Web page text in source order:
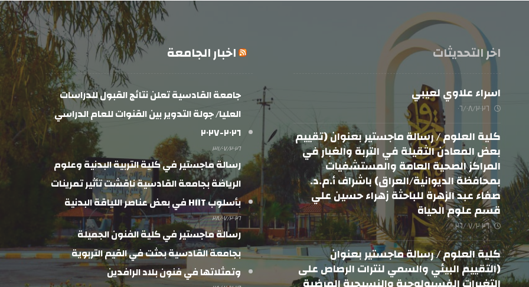
اخر التحديثات
اسراء علاوي لعيبي
٠٦/٠٨/٢٠٢٦
كلية العلوم / رسالة ماجستير بعنوان (تقييم
بعض المعادن الثقيلة في التربة والغبار في
المراكز الصحية العامة والمستشفيات
بمحافظة الديوانية/العراق) باشراف أ.م.د.
صفاء عبد الزهرة للباحثة زهراء حسين علي
قسم علوم الحياة
٢٦/٠٧/٢٠٢٦
كلية العلوم / رسالة ماجستير بعنوان
(التقييم البيئي والسمي لنترات الرصاص على
اخبار الجامعة
جامعة القادسية تعلن نتائج القبول للدراسات
العليا/ جولة التدوير بين القنوات للعام الدراسي
٢٠٢٦-٢٠٢٧
٣١/٠٧/٢٠٢٦
رسالة ماجستير في كلية التربية البدنية وعلوم
الرياضة بجامعة القادسية ناقشت تأثير تمرينات
بأسلوب HIIT في بعض عناصر اللياقة البدنية
٢٨/٠٧/٢٠٢٦
رسالة ماجستير في كلية الفنون الجميلة
بجامعة القادسية بحثت في القيم التربوية
وتمثلاتها في فنون بلاد الرافدين